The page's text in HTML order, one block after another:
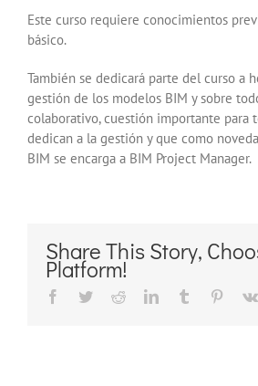
Este curso requiere conocimientos
básico.
También se dedicará parte del curso a
gestión de los modelos BIM y sobre
colaborativo, cuestión importante para
dedican a la gestión y que como
BIM se encarga a BIM Project Manager.
Share This Story,
Platform!
Facebook
TwitterRedditLinkedInTumblr